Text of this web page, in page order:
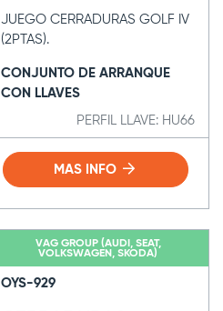
JUEGO CERRADURAS GOLF IV
(2PTAS).
CONJUNTO DE ARRANQUE
CON LLAVES
PERFIL LLAVE: HU66
MAS INFO
VAG GROUP (AUDI, SEAT,
VOLKSWAGEN, SKODA)
OYS-929